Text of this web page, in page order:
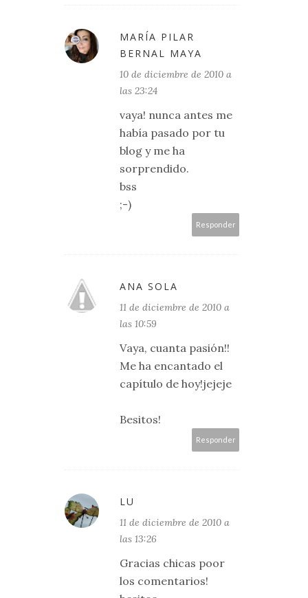
MARÍA PILAR
BERNAL MAYA
10 de diciembre de 2010 a
las 23:24
vaya! nunca antes me
había pasado por tu
blog y me ha
sorprendido.
bss
;-)
Responder
ANA SOLA
11 de diciembre de 2010 a
las 10:59
Vaya, cuanta pasión!!
Me ha encantado el
capítulo de hoy!jejeje
Besitos!
Responder
LU
11 de diciembre de 2010 a
las 13:26
Gracias chicas poor
los comentarios!